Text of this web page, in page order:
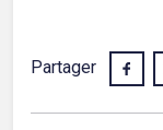
Partager